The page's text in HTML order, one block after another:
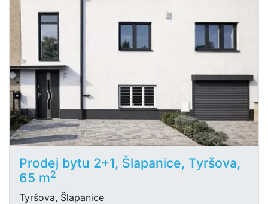
Prodej bytu 2+1, Šlapanice, Tyršova,
65 m2
Tyršova, Šlapanice